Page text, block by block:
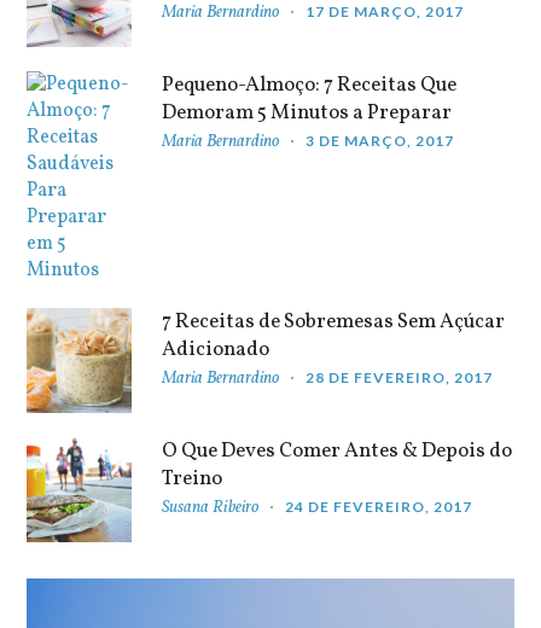
Maria Bernardino 17 DE MARÇO, 2017
Pequeno-Almoço: 7 Receitas Que
Demoram 5 Minutos a Preparar
Maria Bernardino 3 DE MARÇO, 2017
7 Receitas de Sobremesas Sem Açúcar
Adicionado
Maria Bernardino 28 DE FEVEREIRO, 2017
O Que Deves Comer Antes & Depois do
Treino
Susana Ribeiro 24 DE FEVEREIRO, 2017